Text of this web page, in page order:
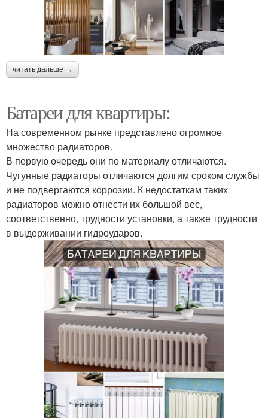
читать дальше →
Батареи для квартиры:
На современном рынке представлено огромное
множество радиаторов.
В первую очередь они по материалу отличаются.
Чугунные радиаторы отличаются долгим сроком службы
и не подвергаются коррозии. К недостаткам таких
радиаторов можно отнести их большой вес,
соответственно, трудности установки, а также трудности
в выдерживании гидроударов.